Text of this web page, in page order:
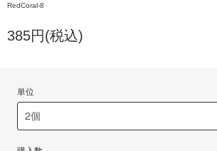
RedCoral-8
385円(税込)
単位